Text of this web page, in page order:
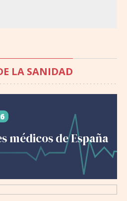
LA SANIDAD
médicos de España